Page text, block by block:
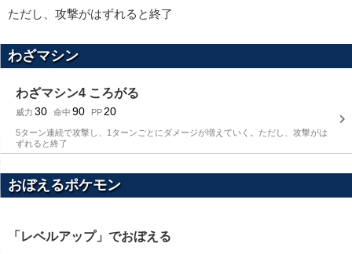
ただし、攻撃がはずれると終了
わざマシン
わざマシン4 ころがる
威力 30 命中 90 PP 20
5ターン連続で攻撃し、1ターンごとにダメージが増えていく。ただし、攻撃がは
ずれると終了
おぼえるポケモン
「レベルアップ」でおぼえる